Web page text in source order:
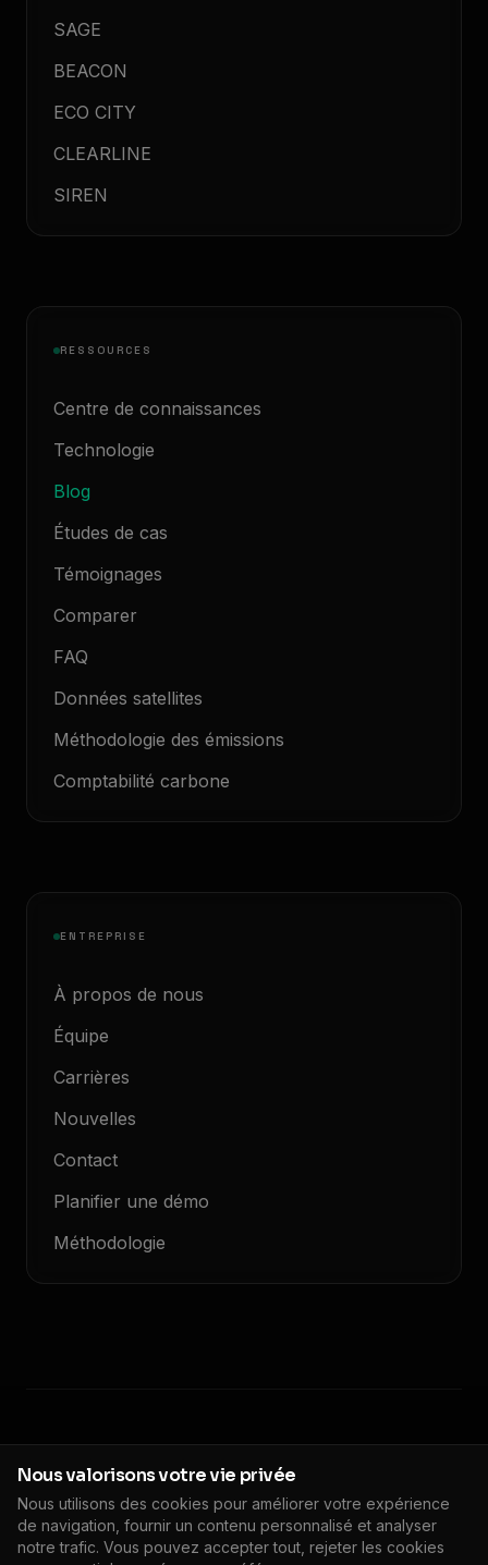
SAGE
BEACON
ECO CITY
CLEARLINE
SIREN
RESSOURCES
Centre de connaissances
Technologie
Blog
Études de cas
Témoignages
Comparer
FAQ
Données satellites
Méthodologie des émissions
Comptabilité carbone
ENTREPRISE
À propos de nous
Équipe
Carrières
Nouvelles
Contact
Planifier une démo
Méthodologie
Conditions de service
Politique de cookiesDPAImpressum
Paramètres des cookies
🇫🇷FR
Nous valorisons votre vie privée
Nous utilisons des cookies pour améliorer votre expérience
de navigation, fournir un contenu personnalisé et analyser
notre trafic. Vous pouvez accepter tout, rejeter les cookies